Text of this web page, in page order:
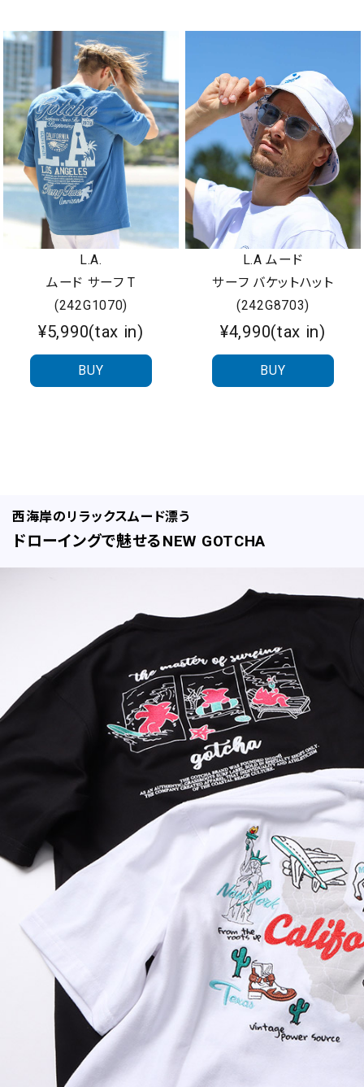
L.A.
ムード サーフ T
(242G1070)
¥5,990(tax in)
BUY
L.A ムード
サーフ バケットハット
(242G8703)
¥4,990(tax in)
BUY
西海岸のリラックスムード漂う
ドローイングで魅せるNEW GOTCHA